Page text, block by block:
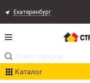
Екатеринбург
Каталог
Акции
Расчет доставки